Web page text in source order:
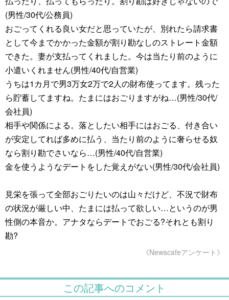
(男性/30代/公務員)
おごってくれる良い女だと思っていたが、別れたら請求書
として今までかかった金額が割り勘なしのストレート金額
できた。妻が支払ってくれました。今は当たり前のように
小遣いくれません(男性/40代/自営業)
うちは1カ月で男3万女2万で2人の財布使ってます。残った
ら貯蓄してますね。たまにはおごりますがね…(男性/30代/
会社員)
相手や関係による。落としたい相手にはおごる、付き合い
が安定してれば多めに払う、当たり前のように奢らせる奴
なら割り勘でさいなら…(男性/40代/自営業)
金を使うようなデートをした覚えがない(男性/30代/会社員)
見栄を張って全部おごりたいのは山々だけど、不況で財布
の状況が厳しい中、たまには払って欲しい…というのが男
性側の本音か。アナタならデートでおごる?それとも割り
勘?
《Newscafeアンケート》